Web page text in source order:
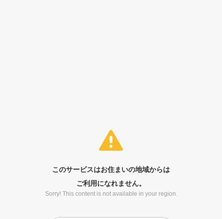
このサービスはお住まいの地域からは
ご利用になれません。
Sorry! This content is not available in your region.